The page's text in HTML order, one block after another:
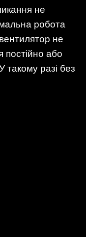
не
робота
не
постійно або
такому разі без